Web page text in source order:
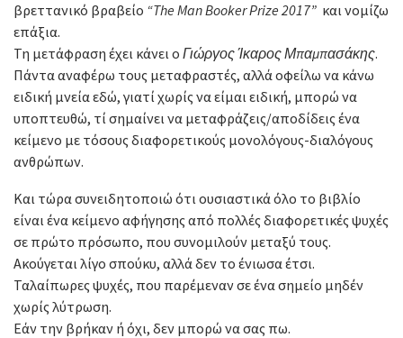
βρεττανικό βραβείο “The Man Booker Prize 2017” και νομίζω
επάξια.
Τη μετάφραση έχει κάνει ο Γιώργος Ίκαρος Μπαμπασάκης.
Πάντα αναφέρω τους μεταφραστές, αλλά οφείλω να κάνω
ειδική μνεία εδώ, γιατί χωρίς να είμαι ειδική, μπορώ να
υποπτευθώ, τί σημαίνει να μεταφράζεις/αποδίδεις ένα
κείμενο με τόσους διαφορετικούς μονολόγους-διαλόγους
ανθρώπων.
Και τώρα συνειδητοποιώ ότι ουσιαστικά όλο το βιβλίο
είναι ένα κείμενο αφήγησης από πολλές διαφορετικές ψυχές
σε πρώτο πρόσωπο, που συνομιλούν μεταξύ τους.
Ακούγεται λίγο σπούκυ, αλλά δεν το ένιωσα έτσι.
Ταλαίπωρες ψυχές, που παρέμεναν σε ένα σημείο μηδέν
χωρίς λύτρωση.
Εάν την βρήκαν ή όχι, δεν μπορώ να σας πω.